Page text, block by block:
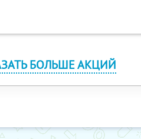
БОЛЬШЕ АКЦИЙ